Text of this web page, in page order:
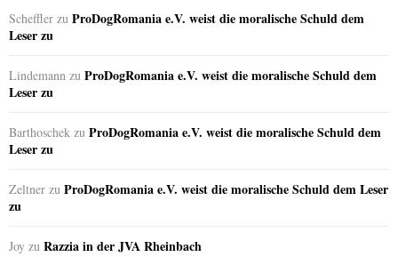
Scheffler zu ProDogRomania e.V. weist die moralische Schuld dem
Leser zu
Lindemann zu ProDogRomania e.V. weist die moralische Schuld dem
Leser zu
Barthoschek zu ProDogRomania e.V. weist die moralische Schuld dem
Leser zu
Zeltner zu ProDogRomania e.V. weist die moralische Schuld dem Leser
zu
Joy zu Razzia in der JVA Rheinbach